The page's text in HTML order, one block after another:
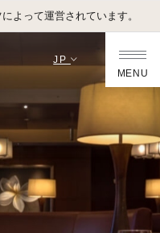
JP
MENU
よって運営されています。